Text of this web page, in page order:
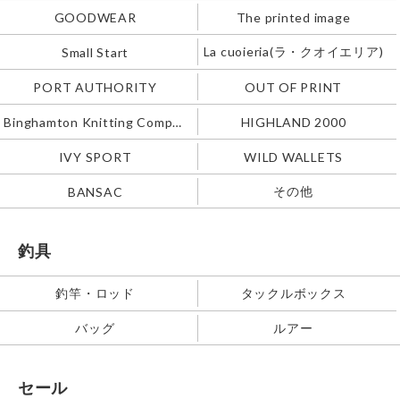
GOODWEAR The printed image
Small Start La cuoieria(ラ・クオイエリア)
PORT AUTHORITY OUT OF PRINT
Binghamton Knitting Company HIGHLAND 2000
IVY SPORT WILD WALLETS
BANSAC その他
釣具
釣竿・ロッド タックルボックス
バッグ ルアー
セール